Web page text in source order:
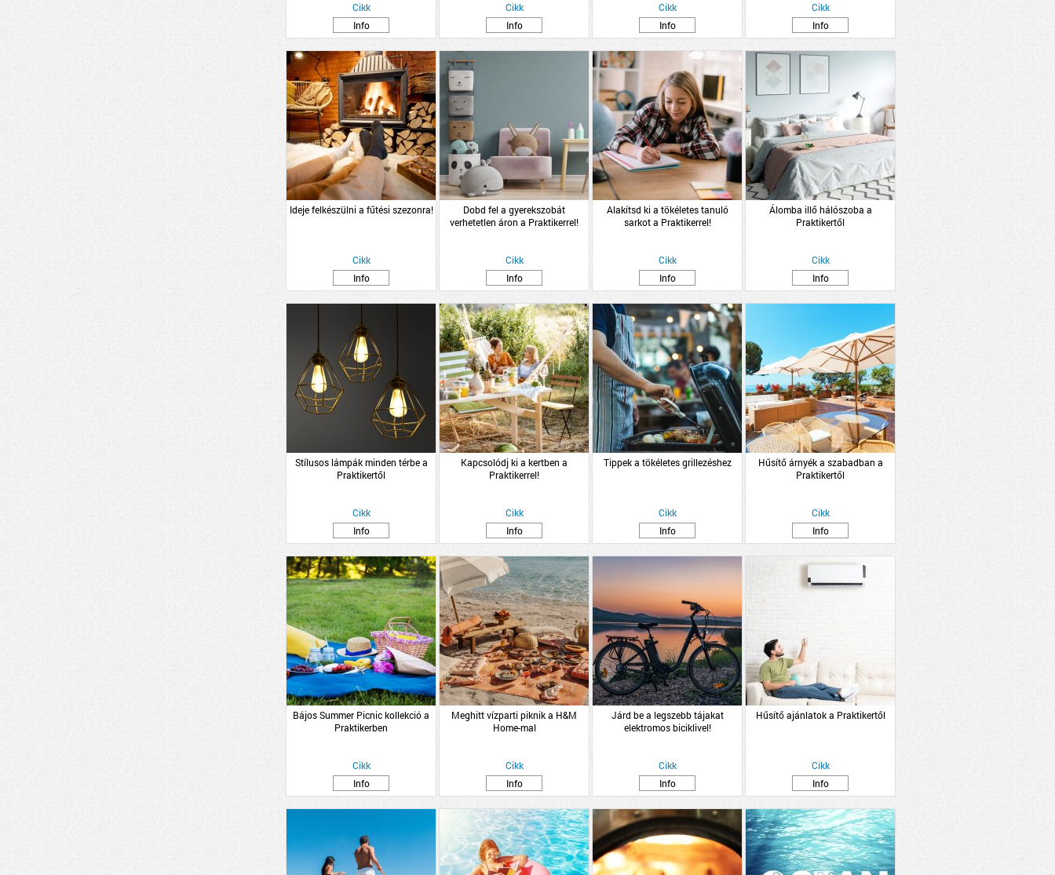
Cikk
Info
Cikk
Info
Cikk
Info
Cikk
Info
Ideje felkészülni a fűtési szezonra!
Cikk
Info
Dobd fel a gyerekszobát
verhetetlen áron a Praktikerrel!
Cikk
Info
Alakítsd ki a tökéletes tanuló
sarkot a Praktikerrel!
Cikk
Info
Álomba illő hálószoba a
Praktikertől
Cikk
Info
Stílusos lámpák minden térbe a
Praktikertől
Cikk
Info
Kapcsolódj ki a kertben a
Praktikerrel!
Cikk
Info
Tippek a tökéletes grillezéshez
Cikk
Info
Hűsítő árnyék a szabadban a
Praktikertől
Cikk
Info
Bájos Summer Picnic kollekció a
Praktikerben
Cikk
Info
Meghitt vízparti piknik a H&M
Home-mal
Cikk
Info
Járd be a legszebb tájakat
elektromos biciklivel!
Cikk
Info
Hűsítő ajánlatok a Praktikertől
Cikk
Info